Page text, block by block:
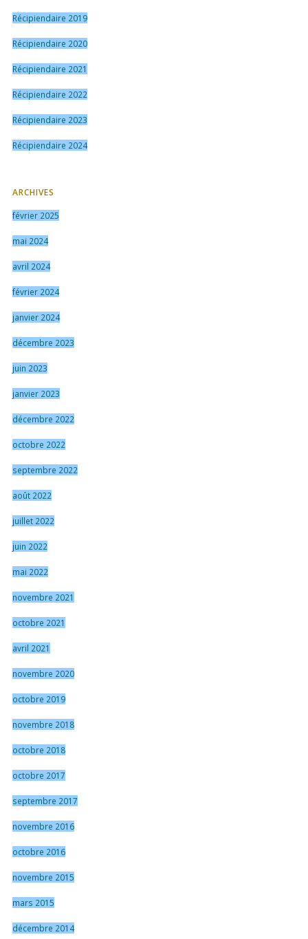
Récipiendaire 2019
Récipiendaire 2020
Récipiendaire 2021
Récipiendaire 2022
Récipiendaire 2023
Récipiendaire 2024
ARCHIVES
février 2025
mai 2024
avril 2024
février 2024
janvier 2024
décembre 2023
juin 2023
janvier 2023
décembre 2022
octobre 2022
septembre 2022
août 2022
juillet 2022
juin 2022
mai 2022
novembre 2021
octobre 2021
avril 2021
novembre 2020
octobre 2019
novembre 2018
octobre 2018
octobre 2017
septembre 2017
novembre 2016
octobre 2016
novembre 2015
mars 2015
décembre 2014